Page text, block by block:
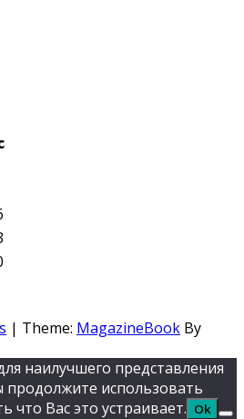
| Theme: MagazineBook By
наилучшего представления
продолжите использовать
что Вас это устраивает. Ok